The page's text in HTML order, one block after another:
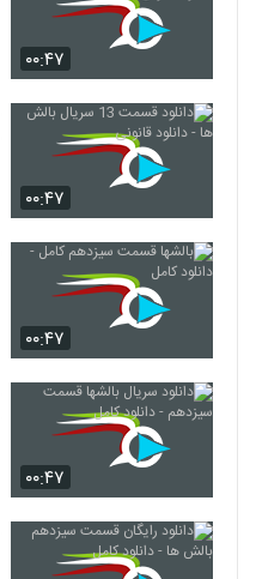
۰۰:۴۷
۰۰:۴۷
۰۰:۴۷
۰۰:۴۷